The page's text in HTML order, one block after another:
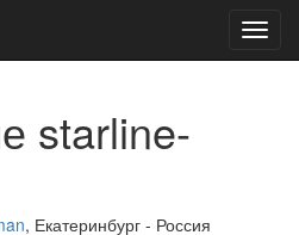
starline-
, Екатеринбург - Россия